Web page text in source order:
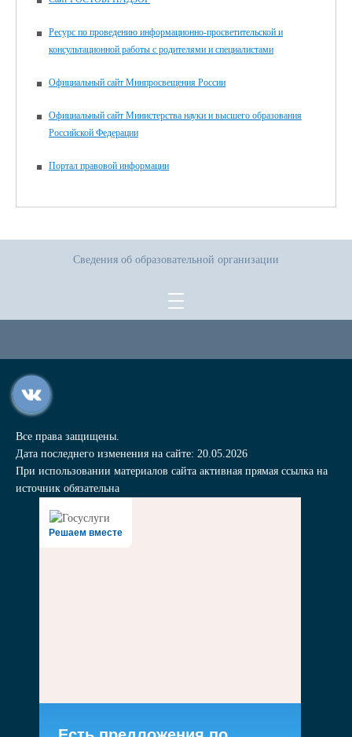
Ресурс по проведению информационно-просветительской и
консультационной работы с родителями и специалистами
Официальный сайт Минпросвещения России
Официальный сайт Министерства науки и высшего образования
Российской Федерации
Портал правовой информации
Сведения об образовательной организации
Все права защищены.
Дата последнего изменения на сайте: 20.05.2026
При использовании материалов сайта активная прямая ссылка на
источник обязательна
Решаем вместе